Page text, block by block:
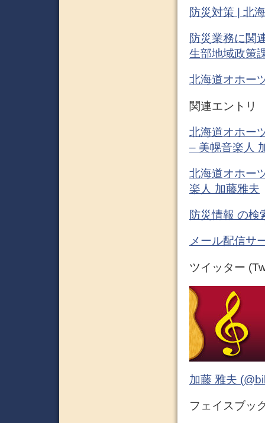
防災対策 | 北
防災業務に関
生部地域政策
北海道オホー
関連エントリ
北海道オホー
– 美幌音楽人
北海道オホー
楽人 加藤雅夫
防災情報 の検
メール配信サ
ツイッター
加藤 雅夫
フェイスブッ